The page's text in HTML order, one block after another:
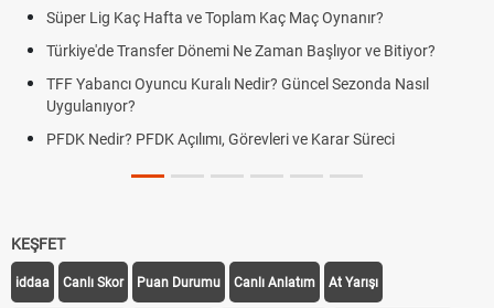
Süper Lig Kaç Hafta ve Toplam Kaç Maç Oynanır?
Türkiye'de Transfer Dönemi Ne Zaman Başlıyor ve Bitiyor?
TFF Yabancı Oyuncu Kuralı Nedir? Güncel Sezonda Nasıl
Uygulanıyor?
PFDK Nedir? PFDK Açılımı, Görevleri ve Karar Süreci
KEŞFET
iddaa Canlı Skor Puan Durumu Canlı Anlatım At Yarışı